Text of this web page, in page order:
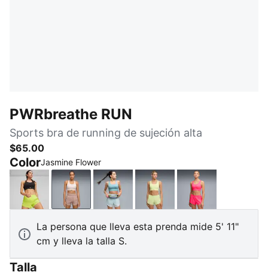
PWRbreathe RUN
Sports bra de running de sujeción alta
$65.00
ColorJasmine Flower
PUMA BlackJasmine FlowerBaltic Sea BlueApple SpritzPure Pink
La persona que lleva esta prenda mide 5' 11"
cm y lleva la talla S.
Talla